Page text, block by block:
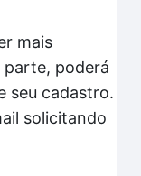
mais
parte, poderá
seu cadastro.
solicitando